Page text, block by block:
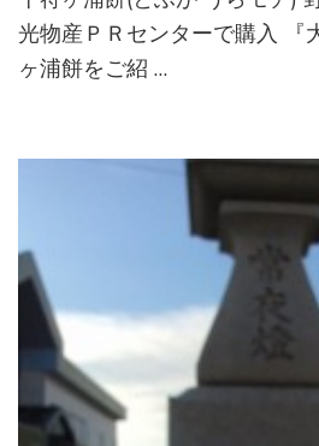
光物産ＰＲセンターで購入 『
ヶ浦餅をご紹 …